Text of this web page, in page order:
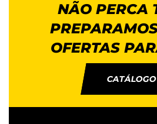
NÃO PERCA
OFERTAS
CATÁLOGO